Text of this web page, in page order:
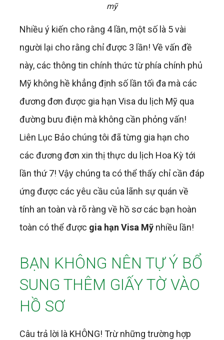
mỹ
Nhiều ý kiến cho rằng 4 lần, một số là 5 vài
người lại cho rằng chỉ được 3 lần! Về vấn đề
này, các thông tin chính thức từ phía chính phủ
Mỹ không hề khẳng định số lần tối đa mà các
đương đơn được gia hạn Visa du lịch Mỹ qua
đường bưu điện mà không cần phỏng vấn!
Liên Lục Bảo chúng tôi đã từng gia hạn cho
các đương đơn xin thị thực du lịch Hoa Kỳ tới
lần thứ 7! Vậy chúng ta có thể thấy chỉ cần đáp
ứng được các yêu cầu của lãnh sự quán về
tính an toàn và rõ ràng về hồ sơ các bạn hoàn
toàn có thể được gia hạn Visa Mỹ nhiều lần!
BẠN KHÔNG NÊN TỰ Ý BỔ
SUNG THÊM GIẤY TỜ VÀO
HỒ SƠ
Câu trả lời là KHÔNG! Trừ những trường hợp